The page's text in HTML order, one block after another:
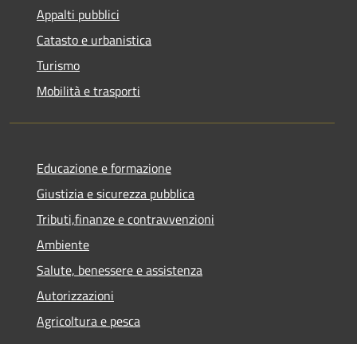
Appalti pubblici
Catasto e urbanistica
Turismo
Mobilità e trasporti
Educazione e formazione
Giustizia e sicurezza pubblica
Tributi,finanze e contravvenzioni
Ambiente
Salute, benessere e assistenza
Autorizzazioni
Agricoltura e pesca